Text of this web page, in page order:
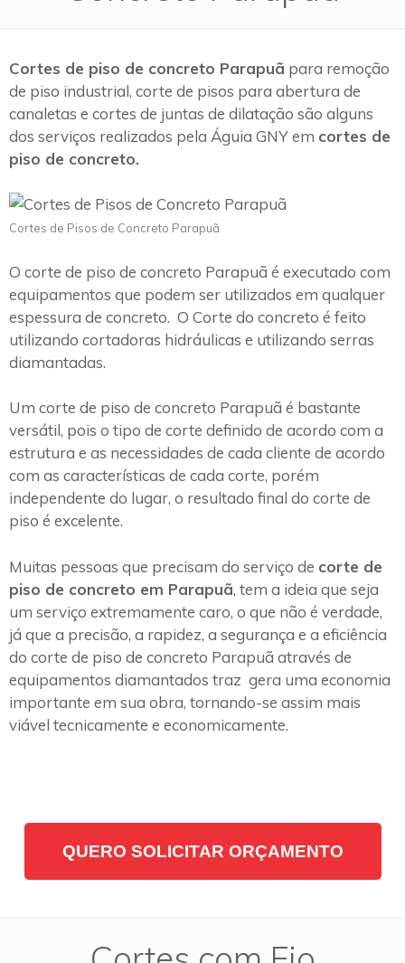
Cortes de piso de concreto Parapuã para remoção
de piso industrial, corte de pisos para abertura de
canaletas e cortes de juntas de dilatação são alguns
dos serviços realizados pela Águia GNY em cortes de
piso de concreto.
Cortes de Pisos de Concreto Parapuã
O corte de piso de concreto Parapuã é executado com
equipamentos que podem ser utilizados em qualquer
espessura de concreto. O Corte do concreto é feito
utilizando cortadoras hidráulicas e utilizando serras
diamantadas.
Um corte de piso de concreto Parapuã é bastante
versátil, pois o tipo de corte definido de acordo com a
estrutura e as necessidades de cada cliente de acordo
com as características de cada corte, porém
independente do lugar, o resultado final do corte de
piso é excelente.
Muitas pessoas que precisam do serviço de corte de
piso de concreto em Parapuã, tem a ideia que seja
um serviço extremamente caro, o que não é verdade,
já que a precisão, a rapidez, a segurança e a eficiência
do corte de piso de concreto Parapuã através de
equipamentos diamantados traz gera uma economia
importante em sua obra, tornando-se assim mais
viável tecnicamente e economicamente.
QUERO SOLICITAR ORÇAMENTO